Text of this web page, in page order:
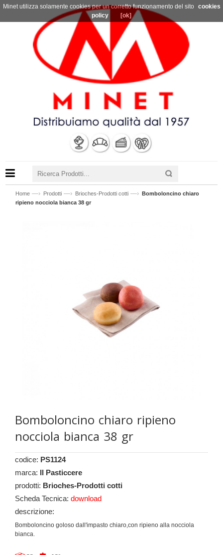
Home —› Prodotti —› Brioches-Prodotti cotti —› Bomboloncino chiaro
ripieno nocciola bianca 38 gr
Bomboloncino chiaro ripieno
nocciola bianca 38 gr
codice: PS1124
marca: Il Pasticcere
prodotti: Brioches-Prodotti cotti
Scheda Tecnica: download
descrizione:
Bomboloncino goloso dall'impasto chiaro,con ripieno alla nocciola
bianca.
Minet utilizza solamente cookies per un corretto funzionamento del sito
cookies
policy
[ok]